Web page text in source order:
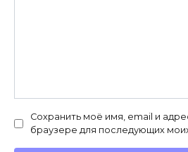
Сохранить моё имя, email и
браузере для последующих